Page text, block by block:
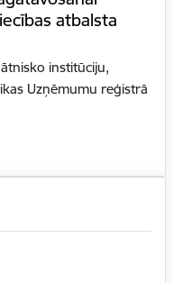
atbalsta
institūciju,
Uzņēmumu reģistrā